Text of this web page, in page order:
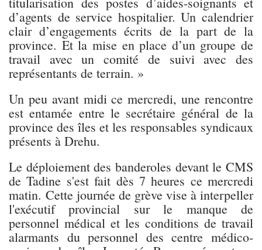
d’agents de service hospitalier. Un calendrier
clair d’engagements écrits de la part de la
province. Et la mise en place d’un groupe de
travail avec un comité de suivi avec des
représentants de terrain. »
Un peu avant midi ce mercredi, une rencontre
est entamée entre le secrétaire général de la
province des îles et les responsables syndicaux
présents à Drehu.
Le déploiement des banderoles devant le CMS
de Tadine s'est fait dès 7 heures ce mercredi
matin. Cette journée de grève vise à interpeller
l'exécutif provincial sur le manque de
personnel médical et les conditions de travail
alarmants du personnel des centre médico-